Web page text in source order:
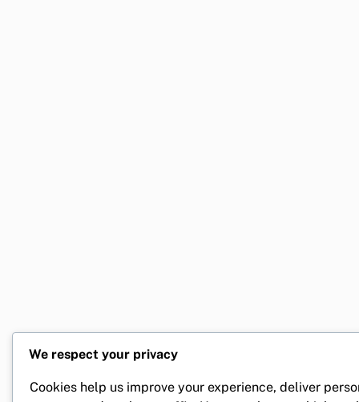
We respect your privacy
Cookies help us improve your experience, deliver